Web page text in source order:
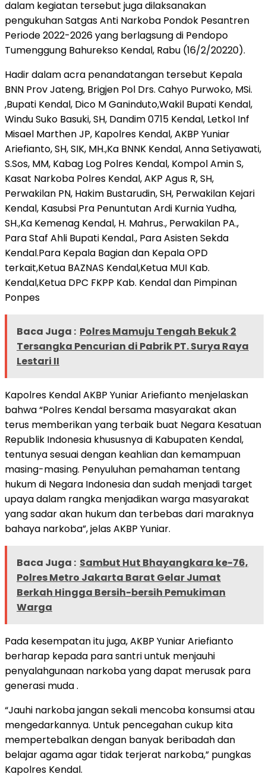
dalam kegiatan tersebut juga dilaksanakan
pengukuhan Satgas Anti Narkoba Pondok Pesantren
Periode 2022-2026 yang berlagsung di Pendopo
Tumenggung Bahurekso Kendal, Rabu (16/2/20220).
Hadir dalam acra penandatangan tersebut Kepala
BNN Prov Jateng, Brigjen Pol Drs. Cahyo Purwoko, MSi.
,Bupati Kendal, Dico M Ganinduto,Wakil Bupati Kendal,
Windu Suko Basuki, SH, Dandim 0715 Kendal, Letkol Inf
Misael Marthen JP, Kapolres Kendal, AKBP Yuniar
Ariefianto, SH, SIK, MH.,Ka BNNK Kendal, Anna Setiyawati,
S.Sos, MM, Kabag Log Polres Kendal, Kompol Amin S,
Kasat Narkoba Polres Kendal, AKP Agus R, SH,
Perwakilan PN, Hakim Bustarudin, SH, Perwakilan Kejari
Kendal, Kasubsi Pra Penuntutan Ardi Kurnia Yudha,
SH.,Ka Kemenag Kendal, H. Mahrus., Perwakilan PA.,
Para Staf Ahli Bupati Kendal., Para Asisten Sekda
Kendal.Para Kepala Bagian dan Kepala OPD
terkait,Ketua BAZNAS Kendal,Ketua MUI Kab.
Kendal,Ketua DPC FKPP Kab. Kendal dan Pimpinan
Ponpes
Baca Juga : Polres Mamuju Tengah Bekuk 2
Tersangka Pencurian di Pabrik PT. Surya Raya
Lestari II
Kapolres Kendal AKBP Yuniar Ariefianto menjelaskan
bahwa “Polres Kendal bersama masyarakat akan
terus memberikan yang terbaik buat Negara Kesatuan
Republik Indonesia khususnya di Kabupaten Kendal,
tentunya sesuai dengan keahlian dan kemampuan
masing-masing. Penyuluhan pemahaman tentang
hukum di Negara Indonesia dan sudah menjadi target
upaya dalam rangka menjadikan warga masyarakat
yang sadar akan hukum dan terbebas dari maraknya
bahaya narkoba”, jelas AKBP Yuniar.
Baca Juga : Sambut Hut Bhayangkara ke-76,
Polres Metro Jakarta Barat Gelar Jumat
Berkah Hingga Bersih-bersih Pemukiman
Warga
Pada kesempatan itu juga, AKBP Yuniar Ariefianto
berharap kepada para santri untuk menjauhi
penyalahgunaan narkoba yang dapat merusak para
generasi muda .
“Jauhi narkoba jangan sekali mencoba konsumsi atau
mengedarkannya. Untuk pencegahan cukup kita
mempertebalkan dengan banyak beribadah dan
belajar agama agar tidak terjerat narkoba,” pungkas
Kapolres Kendal.